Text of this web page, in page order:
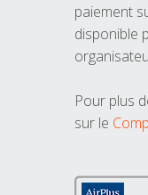
paiement
disponible
Pour plus
sur le